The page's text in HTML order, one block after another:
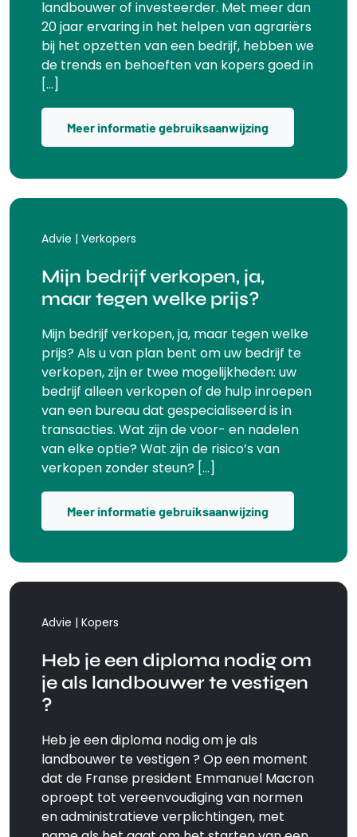
landbouwer of investeerder. Met meer dan
20 jaar ervaring in het helpen van agrariërs
bij het opzetten van een bedrijf, hebben we
de trends en behoeften van kopers goed in
[…]
Meer informatie gebruiksaanwijzing
Advie | Verkopers
Mijn bedrijf verkopen, ja,
maar tegen welke prijs?
Mijn bedrijf verkopen, ja, maar tegen welke
prijs? Als u van plan bent om uw bedrijf te
verkopen, zijn er twee mogelijkheden: uw
bedrijf alleen verkopen of de hulp inroepen
van een bureau dat gespecialiseerd is in
transacties. Wat zijn de voor- en nadelen
van elke optie? Wat zijn de risico’s van
verkopen zonder steun? […]
Meer informatie gebruiksaanwijzing
Advie | Kopers
Heb je een diploma nodig om
je als landbouwer te vestigen
?
Heb je een diploma nodig om je als
landbouwer te vestigen ? Op een moment
dat de Franse president Emmanuel Macron
oproept tot vereenvoudiging van normen
en administratieve verplichtingen, met